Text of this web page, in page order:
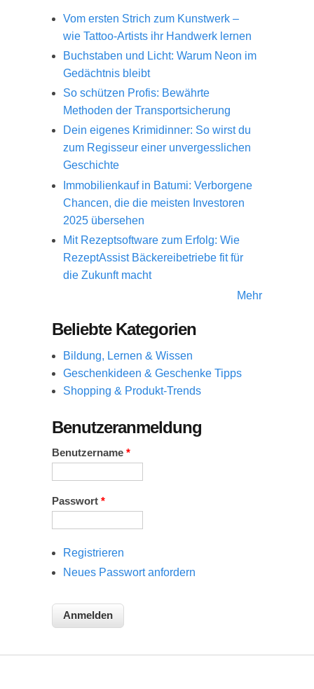
Vom ersten Strich zum Kunstwerk –
wie Tattoo-Artists ihr Handwerk lernen
Buchstaben und Licht: Warum Neon im
Gedächtnis bleibt
So schützen Profis: Bewährte
Methoden der Transportsicherung
Dein eigenes Krimidinner: So wirst du
zum Regisseur einer unvergesslichen
Geschichte
Immobilienkauf in Batumi: Verborgene
Chancen, die die meisten Investoren
2025 übersehen
Mit Rezeptsoftware zum Erfolg: Wie
RezeptAssist Bäckereibetriebe fit für
die Zukunft macht
Mehr
Beliebte Kategorien
Bildung, Lernen & Wissen
Geschenkideen & Geschenke Tipps
Shopping & Produkt-Trends
Benutzeranmeldung
Benutzername *
Passwort *
Registrieren
Neues Passwort anfordern